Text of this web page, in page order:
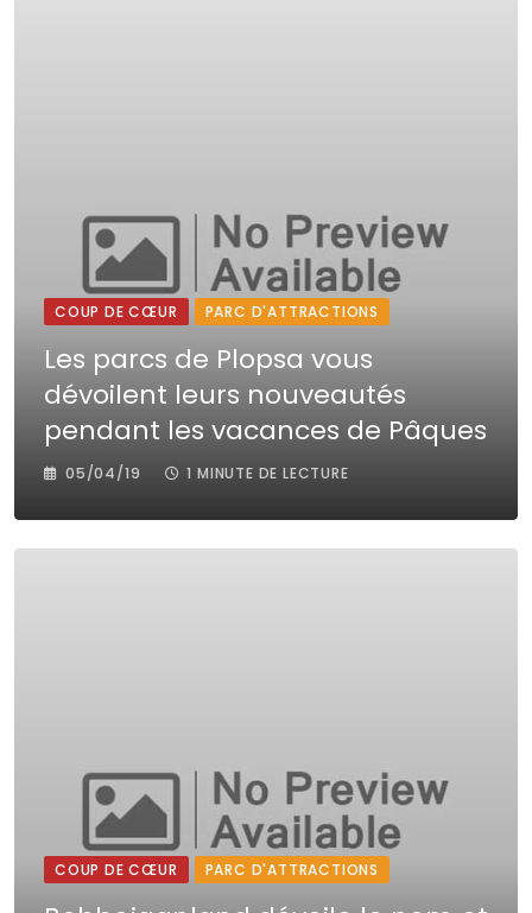
COUP DE CŒUR PARC D'ATTRACTIONS
Les parcs de Plopsa vous
dévoilent leurs nouveautés
pendant les vacances de Pâques​
05/04/19 1 MINUTE DE LECTURE
COUP DE CŒUR PARC D'ATTRACTIONS